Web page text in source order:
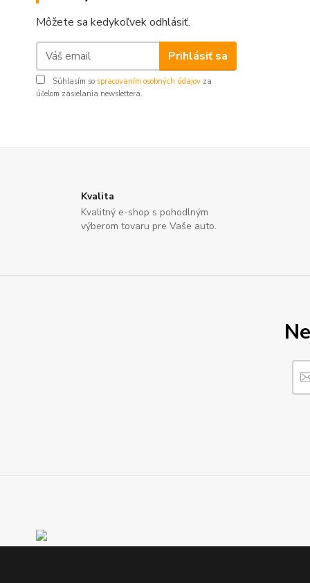
Môžete sa kedykoľvek odhlásiť.
Prihlásiť sa
Súhlasím so spracovaním osobných údajov za
účelom zasielania newslettera.
Kvalita
Kvalitný e-shop s pohodlným
výberom tovaru pre Vaše auto.